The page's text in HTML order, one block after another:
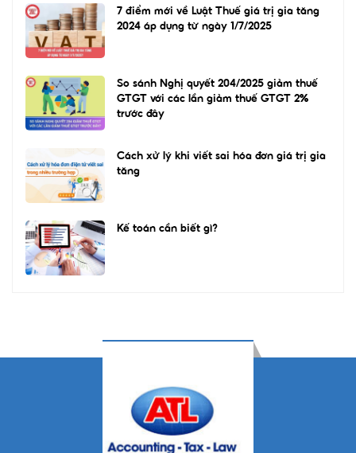
7 điểm mới về Luật Thuế giá trị gia tăng
2024 áp dụng từ ngày 1/7/2025
So sánh Nghị quyết 204/2025 giảm thuế
GTGT với các lần giảm thuế GTGT 2%
trước đây
Cách xử lý khi viết sai hóa đơn giá trị gia
tăng
Kế toán cần biết gì?